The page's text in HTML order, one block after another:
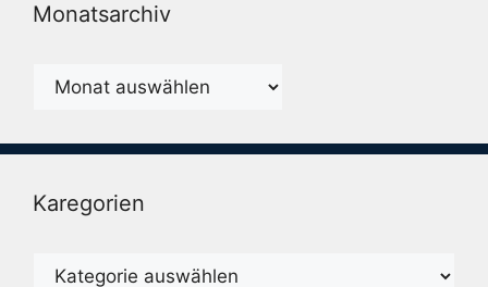
Monatsarchiv
Monatsarchiv
Karegorien
Karegorien